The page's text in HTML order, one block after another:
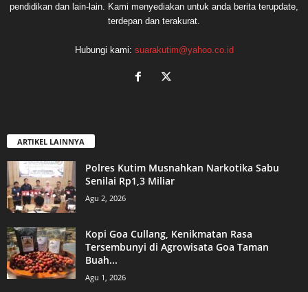
pendidikan dan lain-lain. Kami menyediakan untuk anda berita terupdate,
terdepan dan terakurat.
Hubungi kami: suarakutim@yahoo.co.id
ARTIKEL LAINNYA
Polres Kutim Musnahkan Narkotika Sabu
Senilai Rp1,3 Miliar
Agu 2, 2026
Kopi Goa Cullang, Kenikmatan Rasa
Tersembunyi di Agrowisata Goa Taman
Buah...
Agu 1, 2026